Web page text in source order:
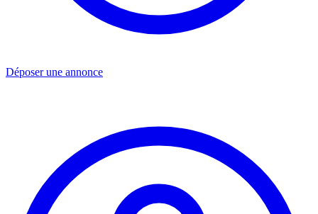
Déposer une annonce